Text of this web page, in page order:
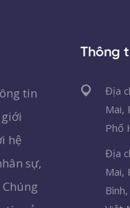
tin
hệ
sự,
Thông
Địa
Mai,
Phố
Địa
Mai,